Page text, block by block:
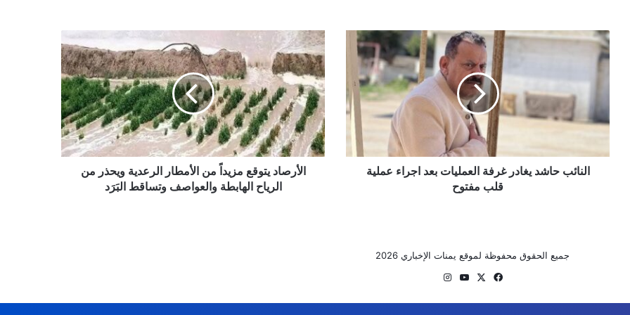
النائب
حاشد
يغادر
بعد
اجراء
قلب
مفتوحالنائب حاشد يغادر غرفة العمليات بعد اجراء عملية
قلب مفتوح
الأرصاد
يتوقع
مزيداً
من
الأمطار
الرعدية
ويحذر
من
الرياح
الهابطةالأرصاد يتوقع مزيداً من الأمطار الرعدية ويحذر من
الرياح الهابطة والعواصف وتساقط البَرَد
جميع الحقوق محفوظة لموقع يمنات الإخباري 2026
فيسبوك ‫YouTubeانستقرام